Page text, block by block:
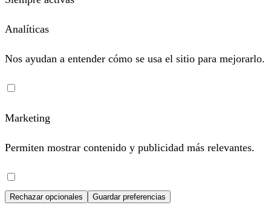
Analíticas
Nos ayudan a entender cómo se usa el sitio para mejorarlo.
Marketing
Permiten mostrar contenido y publicidad más relevantes.
Rechazar opcionales Guardar preferencias